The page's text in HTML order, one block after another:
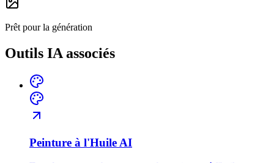
Prêt pour la génération
Outils IA associés
Peinture à l'Huile AI